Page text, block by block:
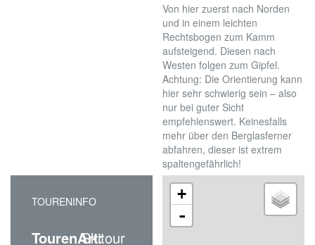
Von hier zuerst nach Norden
und in einem leichten
Rechtsbogen zum Kamm
aufsteigend. Diesen nach
Westen folgen zum Gipfel.
Achtung: Die Orientierung kann
hier sehr schwierig sein – also
nur bei guter Sicht
empfehlenswert. Keinesfalls
mehr über den Berglasferner
abfahren, dieser ist extrem
spaltengefährlich!
TOURENINFO
TourenArt:
Skitour
+
-